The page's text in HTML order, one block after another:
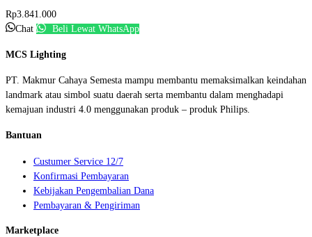
Rp3.841.000
Chat
Beli Lewat WhatsApp
MCS Lighting
PT. Makmur Cahaya Semesta mampu membantu memaksimalkan keindahan
landmark atau simbol suatu daerah serta membantu dalam menghadapi
kemajuan industri 4.0 menggunakan produk – produk Philips.
Bantuan
Custumer Service 12/7
Konfirmasi Pembayaran
Kebijakan Pengembalian Dana
Pembayaran & Pengiriman
Marketplace